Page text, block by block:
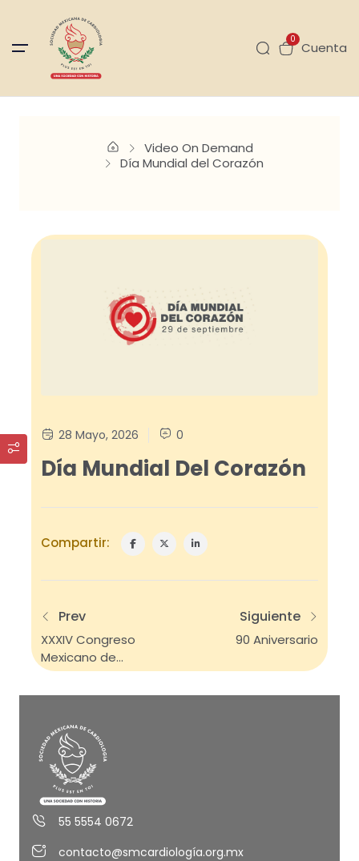
0
Cuenta
Video On Demand
Día Mundial del Corazón
28 Mayo, 2026 0
Día Mundial Del Corazón
Compartir:
Prev
XXXIV Congreso
Mexicano de
Cardiología
Siguiente
90 Aniversario
55 5554 0672
contacto@smcardiología.org.mx